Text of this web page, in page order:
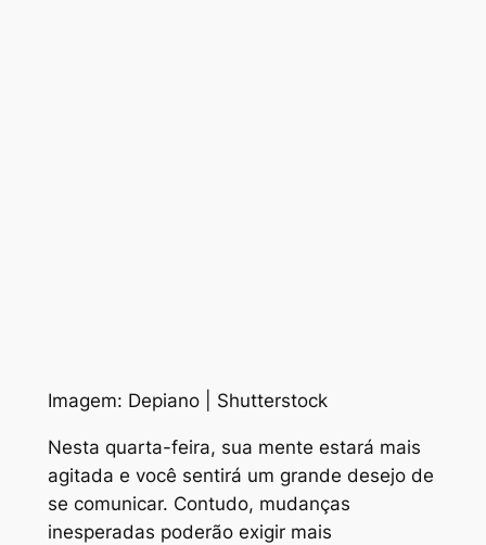
Imagem: Depiano | Shutterstock
Nesta quarta-feira, sua mente estará mais
agitada e você sentirá um grande desejo de
se comunicar. Contudo, mudanças
inesperadas poderão exigir mais